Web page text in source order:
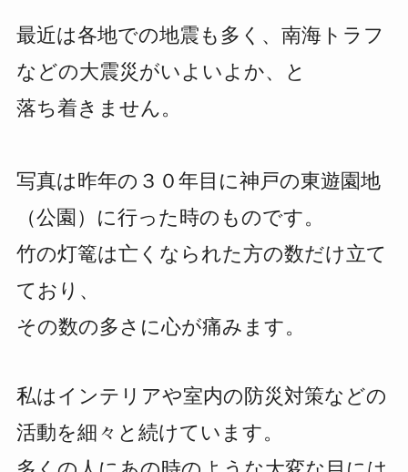
最近は各地での地震も多く、南海トラフ
などの大震災がいよいよか、と
落ち着きません。
写真は昨年の３０年目に神戸の東遊園地
（公園）に行った時のものです。
竹の灯篭は亡くなられた方の数だけ立て
ており、
その数の多さに心が痛みます。
私はインテリアや室内の防災対策などの
活動を細々と続けています。